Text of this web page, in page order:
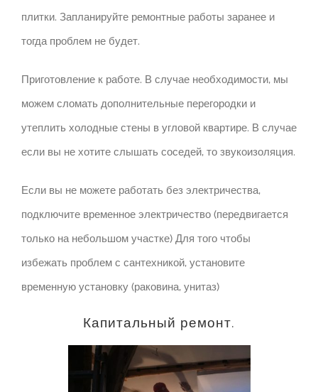
плитки. Запланируйте ремонтные работы заранее и
тогда проблем не будет.
Приготовление к работе. В случае необходимости, мы
можем сломать дополнительные перегородки и
утеплить холодные стены в угловой квартире. В случае
если вы не хотите слышать соседей, то звукоизоляция.
Если вы не можете работать без электричества,
подключите временное электричество (передвигается
только на небольшом участке) Для того чтобы
избежать проблем с сантехникой, установите
временную установку (раковина, унитаз)
Капитальный ремонт.